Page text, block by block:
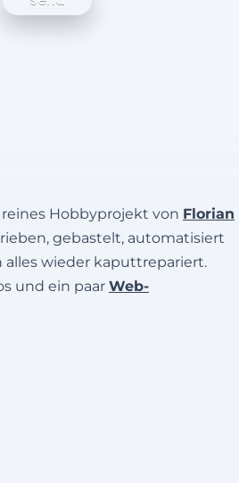
Hobbyprojekt von Florian
gebastelt, automatisiert
wieder kaputtrepariert.
und ein paar Web-